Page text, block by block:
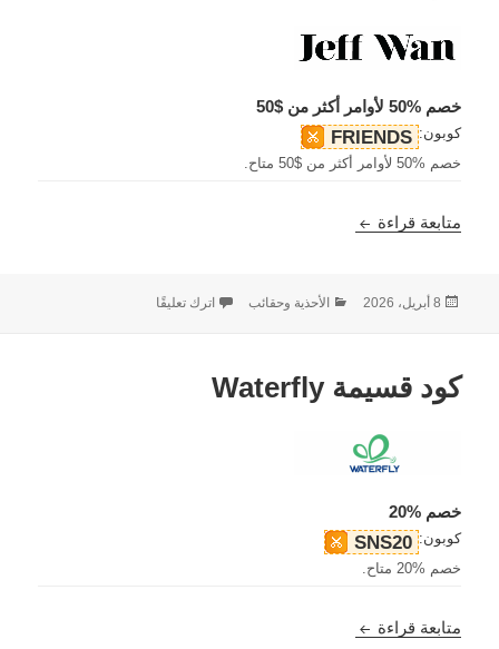
خصم %50 لأوامر أكثر من $50
كوبون: FRIENDS
خصم %50 لأوامر أكثر من $50 متاح.
متابعة قراءة كود قسيمة Jeff Wan
نُشرت
8 أبريل، 2026 التصنيفات
الأحذية وحقائب اترك تعليقًا
كود قسيمة Waterfly
خصم %20
كوبون: SNS20
خصم %20 متاح.
متابعة قراءة كود قسيمة Waterfly